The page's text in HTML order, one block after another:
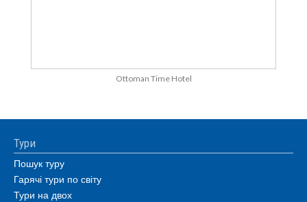
Ottoman Time Hotel
Тури
Пошук туру
Гарячі тури по світу
Тури на двох